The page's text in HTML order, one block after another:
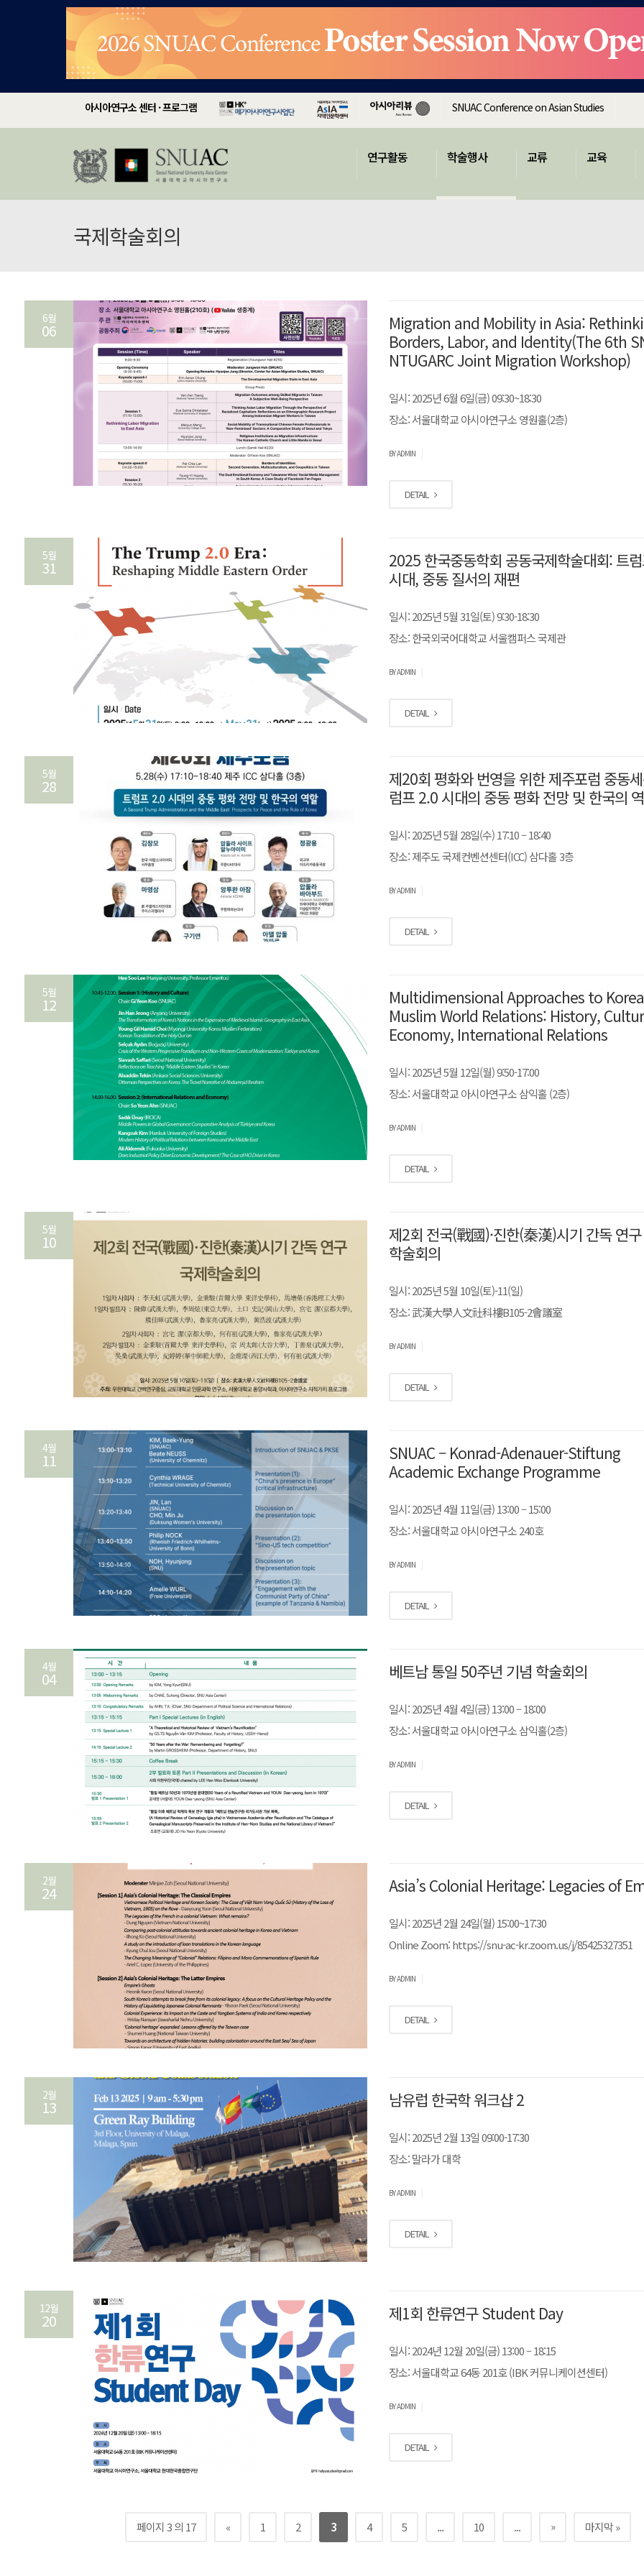
아시아연구소 센터 · 프로그램 SNUAC Conference on Asian Studies
연구활동 학술행사 교류 교육
국제학술회의
6월
06
Migration and Mobility in Asia:
Borders, Labor, and Identity(The 6th
NTUGARC Joint Migration Workshop)
일시: 2025년 6월 6일(금) 09:30~18:30
장소: 서울대학교 아시아연구소 영원홀(2층)
BY ADMIN
DETAIL
5월
31
2025 한국중동학회 공동국제학술대회: 트
시대, 중동 질서의 재편
일시: 2025년 5월 31일(토) 9:30-18:30
장소: 한국외국어대학교 서울캠퍼스 국제관
BY ADMIN
DETAIL
5월
28
제20회 평화와 번영을 위한 제주포럼 중동
럼프 2.0 시대의 중동 평화 전망 및 한국의
일시: 2025년 5월 28일(수) 17:10 – 18:40
장소: 제주도 국제컨벤션센터(ICC) 삼다홀 3층
BY ADMIN
DETAIL
5월
12
Multidimensional Approaches to
Muslim World Relations: History,
Economy, International Relations
일시: 2025년 5월 12일(월) 9:50-17:00
장소: 서울대학교 아시아연구소 삼익홀 (2층)
BY ADMIN
DETAIL
5월
10
제2회 전국(戰國)·진한(秦漢)시기 간독 연
학술회의
일시: 2025년 5월 10일(토)-11(일)
장소: 武漢大學人文社科樓B105-2會議室
BY ADMIN
DETAIL
4월
11
SNUAC – Konrad-Adenauer-Stiftung
Academic Exchange Programme
일시: 2025년 4월 11일(금) 13:00 – 15:00
장소: 서울대학교 아시아연구소 240호
BY ADMIN
DETAIL
4월
04 베트남 통일 50주년 기념 학술회의
일시: 2025년 4월 4일(금) 13:00 – 18:00
장소: 서울대학교 아시아연구소 삼익홀(2층)
BY ADMIN
DETAIL
2월
24 Asia’s Colonial Heritage: Legacies of
일시: 2025년 2월 24일(월) 15:00~17:30
Online Zoom: https://snu-ac-kr.zoom.us/j/85425327351
BY ADMIN
DETAIL
2월
13 남유럽 한국학 워크샵 2
일시: 2025년 2월 13일 09:00-17:30
장소: 말라가 대학
BY ADMIN
DETAIL
12월
20 제1회 한류연구 Student Day
일시: 2024년 12월 20일(금) 13:00 – 18:15
장소: 서울대학교 64동 201호 (IBK 커뮤니케이션센터)
BY ADMIN
DETAIL
페이지 3 의 17 « 1 2 3 4 5 ... 10 ... » 마지막 »